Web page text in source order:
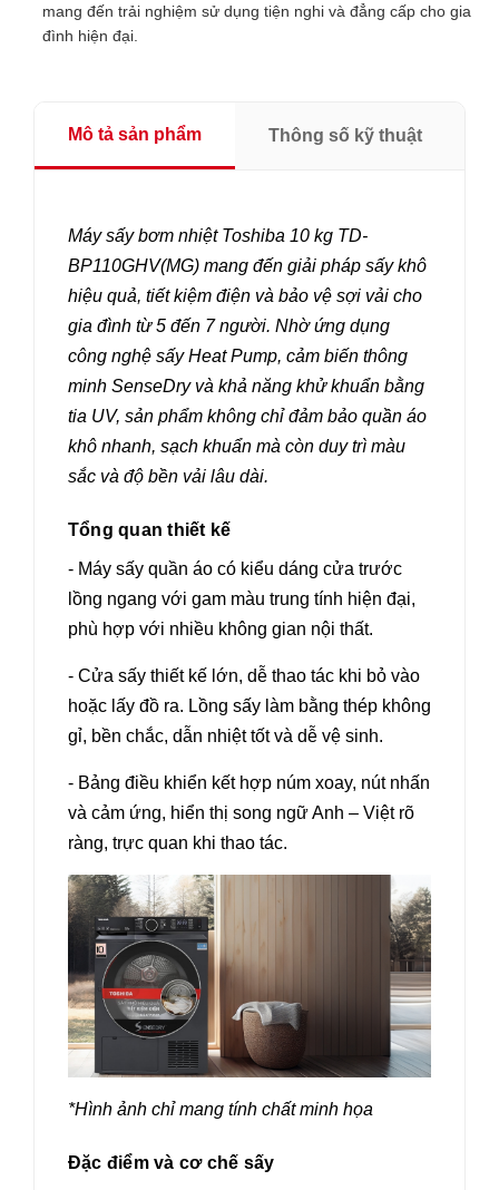
mang đến trải nghiệm sử dụng tiện nghi và đẳng cấp cho gia
đình hiện đại.
Mô tả sản phẩm Thông số kỹ thuật
Máy sấy bơm nhiệt Toshiba 10 kg TD-
BP110GHV(MG) mang đến giải pháp sấy khô
hiệu quả, tiết kiệm điện và bảo vệ sợi vải cho
gia đình từ 5 đến 7 người. Nhờ ứng dụng
công nghệ sấy Heat Pump, cảm biến thông
minh SenseDry và khả năng khử khuẩn bằng
tia UV, sản phẩm không chỉ đảm bảo quần áo
khô nhanh, sạch khuẩn mà còn duy trì màu
sắc và độ bền vải lâu dài.
Tổng quan thiết kế
- Máy sấy quần áo có kiểu dáng cửa trước
lồng ngang với gam màu trung tính hiện đại,
phù hợp với nhiều không gian nội thất.
- Cửa sấy thiết kế lớn, dễ thao tác khi bỏ vào
hoặc lấy đồ ra. Lồng sấy làm bằng thép không
gỉ, bền chắc, dẫn nhiệt tốt và dễ vệ sinh.
- Bảng điều khiển kết hợp núm xoay, nút nhấn
và cảm ứng, hiển thị song ngữ Anh – Việt rõ
ràng, trực quan khi thao tác.
*Hình ảnh chỉ mang tính chất minh họa
Đặc điểm và cơ chế sấy